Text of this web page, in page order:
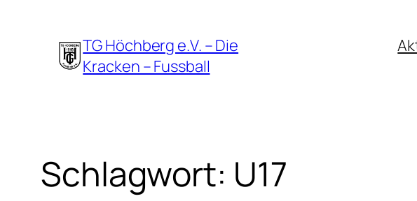
springen
TG Höchberg e.V. – Die
Kracken – Fussball
Schlagwort: U17